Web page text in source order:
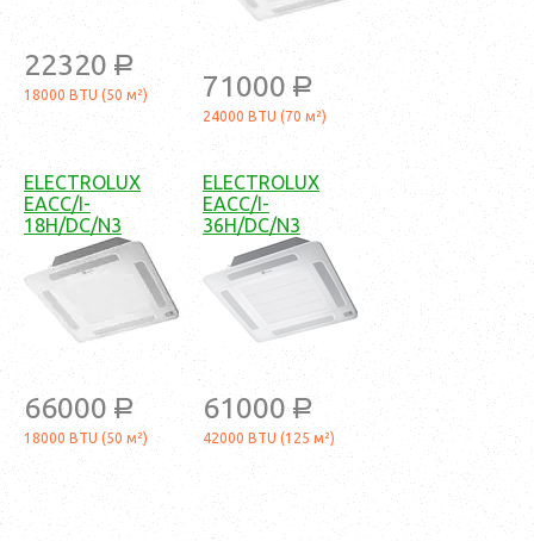
22320 a
18000 BTU (50 м²) 71000 a
24000 BTU (70 м²)
ELECTROLUX
EACC/I-
18H/DC/N3
66000 a
18000 BTU (50 м²)
ELECTROLUX
EACC/I-
36H/DC/N3
61000 a
42000 BTU (125 м²)